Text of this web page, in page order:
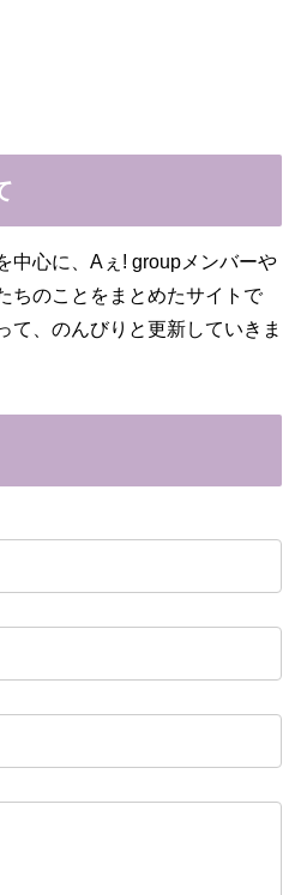
中心に、Aぇ! groupメンバーや
ちのことをまとめたサイトで
て、のんびりと更新していきま